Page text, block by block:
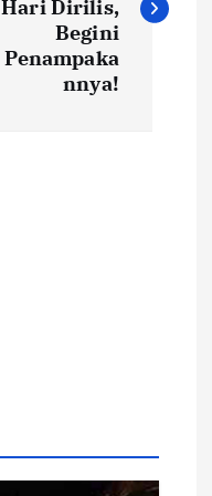
Hari Dirilis,
Begini
Penampaka
nnya!